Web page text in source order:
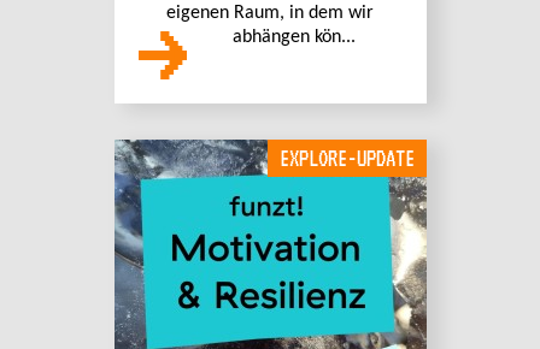
eigenen Raum, in dem wir
abhängen kön...
EXPLORE-UPDATE